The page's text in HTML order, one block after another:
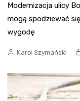
Modernizacja ulicy
mogą spodziewać
wygodę
Karol Szymański